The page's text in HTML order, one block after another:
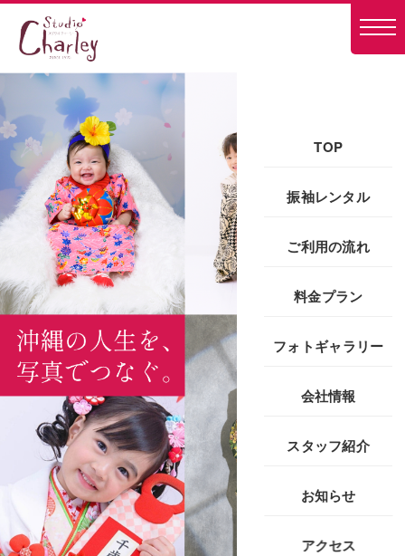
TOP
振袖レンタル
ご利用の流れ
料金プラン
フォトギャラリー
会社情報
スタッフ紹介
お知らせ
アクセス